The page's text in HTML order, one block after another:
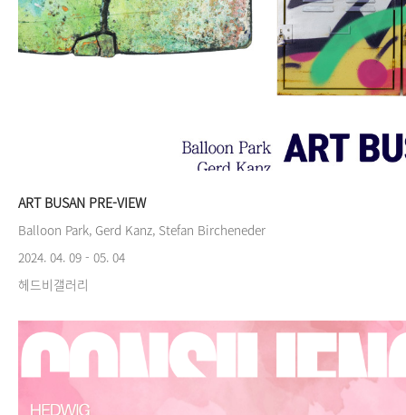
ART BUSAN PRE-VIEW
Balloon Park, Gerd Kanz, Stefan Bircheneder
2024. 04. 09 - 05. 04
헤드비갤러리